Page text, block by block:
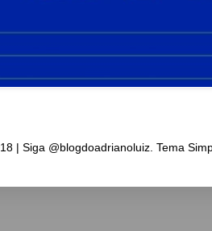
| Siga @blogdoadrianoluiz. Tema